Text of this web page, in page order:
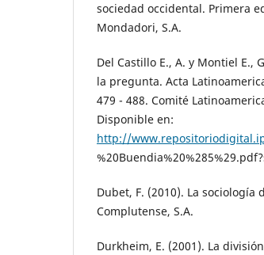
sociedad occidental. Primera
Mondadori, S.A.
Del Castillo E., A. y Montiel E.,
la pregunta. Acta
479 - 488. Comité
Disponible en:
http://
Dubet, F. (2010). La
Complutense, S.A.
Durkheim, E. (2001). La